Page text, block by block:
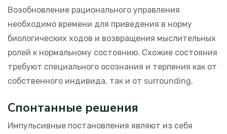
Возобновление рационального управления
необходимо времени для приведения в норму
биологических ходов и возвращения мыслительных
ролей к нормальному состоянию. Схожие состояния
требуют специального осознания и терпения как от
собственного индивида, так и от surrounding.
Спонтанные решения
Импульсивные постановления являют из себя